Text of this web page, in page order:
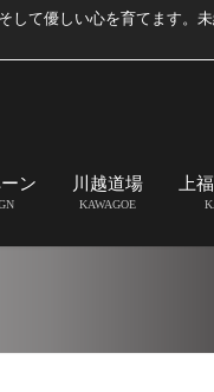
して優しい心を育てます。
ン 川越道場
KAWAGOE
上